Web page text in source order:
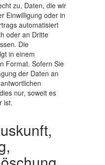
zu, Daten, die wir
Einwilligung oder in
automatisiert
oder an Dritte
Die
in einem
Format. Sofern Sie
der Daten an
nur, soweit es
ist.